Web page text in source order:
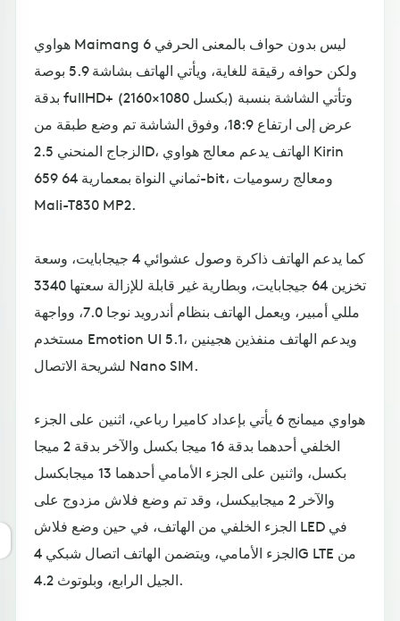
هواوي Maimang 6 ليس بدون حواف بالمعنى الحرفي
ولكن حوافه رقيقة للغاية، ويأتي الهاتف بشاشة 5.9 بوصة
بدقة fullHD+ (2160×1080 بكسل) وتأتي الشاشة بنسبة
عرض إلى ارتفاع 18:9، وفوق الشاشة تم وضع طبقة من
الزجاج المنحني 2.5D، الهاتف يدعم معالج هواوي Kirin
659 ثماني النواة بمعمارية 64-bit، ومعالج رسوميات
Mali-T830 MP2.
كما يدعم الهاتف ذاكرة وصول عشوائي 4 جيجابايت، وسعة
تخزين 64 جيجابايت، وبطارية غير قابلة للإزالة سعتها 3340
مللي أمبير، ويعمل الهاتف بنظام أندرويد نوجا 7.0، وواجهة
مستخدم Emotion UI 5.1، ويدعم الهاتف منفذين هجينين
لشريحة الاتصال Nano SIM.
هواوي ميمانج 6 يأتي بإعداد كاميرا رباعي، اثنين على الجزء
الخلفي أحدهما بدقة 16 ميجا بكسل والآخر بدقة 2 ميجا
بكسل، واثنين على الجزء الأمامي أحدهما 13 ميجابكسل
والآخر 2 ميجابيكسل، وقد تم وضع فلاش مزدوج على
الجزء الخلفي من الهاتف، في حين وضع فلاش LED في
الجزء الأمامي، ويتضمن الهاتف اتصال شبكي 4G LTE من
الجيل الرابع، وبلوتوث 4.2.